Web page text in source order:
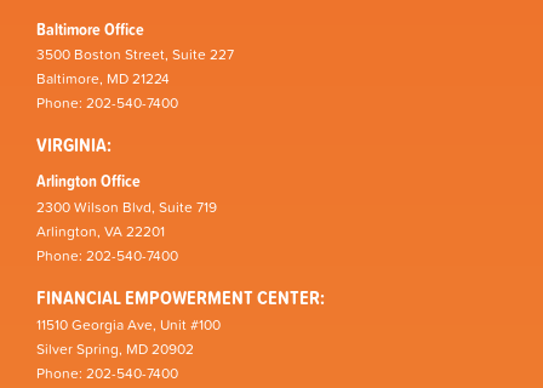
Baltimore Office
3500 Boston Street, Suite 227
Baltimore, MD 21224
Phone: 202-540-7400
VIRGINIA:
Arlington Office
2300 Wilson Blvd, Suite 719
Arlington, VA 22201
Phone: 202-540-7400
FINANCIAL EMPOWERMENT CENTER:
11510 Georgia Ave, Unit #100
Silver Spring, MD 20902
Phone: 202-540-7400